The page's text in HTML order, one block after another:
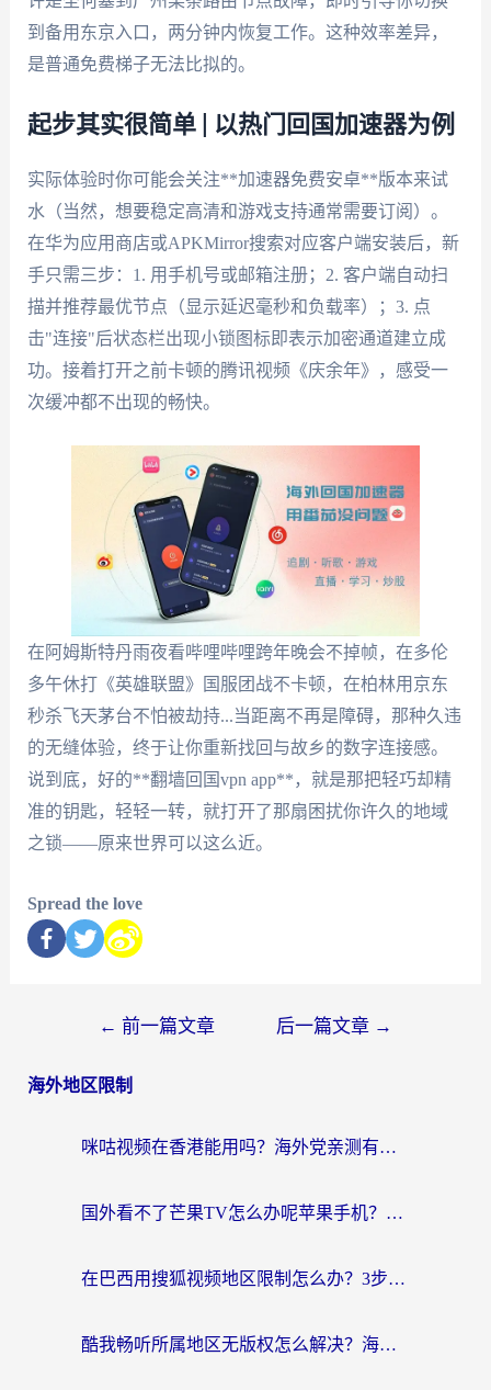
到备用东京入口，两分钟内恢复工作。这种效率差异，
是普通免费梯子无法比拟的。
起步其实很简单 | 以热门回国加速器为例
实际体验时你可能会关注**加速器免费安卓**版本来试
水（当然，想要稳定高清和游戏支持通常需要订阅）。
在华为应用商店或APKMirror搜索对应客户端安装后，新
手只需三步：1. 用手机号或邮箱注册；2. 客户端自动扫
描并推荐最优节点（显示延迟毫秒和负载率）；3. 点
击"连接"后状态栏出现小锁图标即表示加密通道建立成
功。接着打开之前卡顿的腾讯视频《庆余年》，感受一
次缓冲都不出现的畅快。
在阿姆斯特丹雨夜看哔哩哔哩跨年晚会不掉帧，在多伦
多午休打《英雄联盟》国服团战不卡顿，在柏林用京东
秒杀飞天茅台不怕被劫持...当距离不再是障碍，那种久违
的无缝体验，终于让你重新找回与故乡的数字连接感。
说到底，好的**翻墙回国vpn app**，就是那把轻巧却精
准的钥匙，轻轻一转，就打开了那扇困扰你许久的地域
之锁——原来世界可以这么近。
Spread the love
← 前一篇文章 后一篇文章 →
海外地区限制
咪咕视频在香港能用吗？海外党亲测有效的回国加速方案来了
国外看不了芒果TV怎么办呢苹果手机？海外党追剧游戏的全能解决方案
在巴西用搜狐视频地区限制怎么办？3步解决海外看国内剧的烦恼
酷我畅听所属地区无版权怎么解决？海外党必看的回国加速全攻略